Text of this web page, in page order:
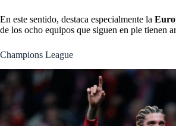
En este sentido, destaca especialmente la
de los ocho equipos que siguen en pie tienen
Champions League